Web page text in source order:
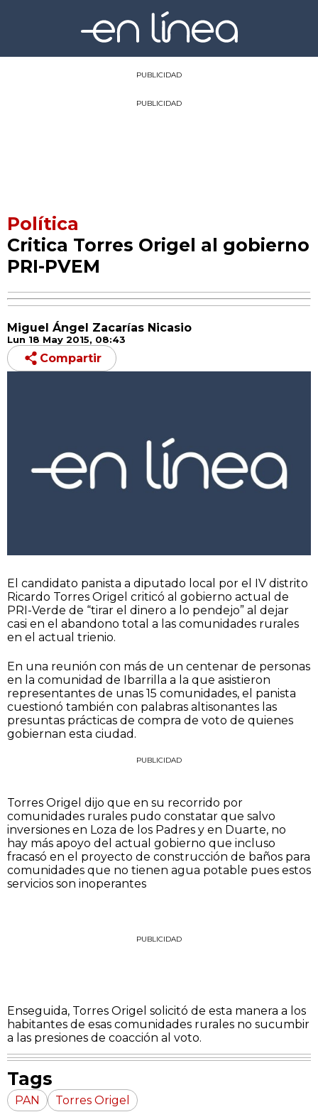
PUBLICIDAD
PUBLICIDAD
Política
Critica Torres Origel al gobierno
PRI-PVEM
Miguel Ángel Zacarías Nicasio
Lun 18 May 2015, 08:43
Compartir
El candidato panista a diputado local por el IV distrito
Ricardo Torres Origel criticó al gobierno actual de
PRI-Verde de “tirar el dinero a lo pendejo” al dejar
casi en el abandono total a las comunidades rurales
en el actual trienio.
En una reunión con más de un centenar de personas
en la comunidad de Ibarrilla a la que asistieron
representantes de unas 15 comunidades, el panista
cuestionó también con palabras altisonantes las
presuntas prácticas de compra de voto de quienes
gobiernan esta ciudad.
PUBLICIDAD
Torres Origel dijo que en su recorrido por
comunidades rurales pudo constatar que salvo
inversiones en Loza de los Padres y en Duarte, no
hay más apoyo del actual gobierno que incluso
fracasó en el proyecto de construcción de baños para
comunidades que no tienen agua potable pues estos
servicios son inoperantes
PUBLICIDAD
Enseguida, Torres Origel solicitó de esta manera a los
habitantes de esas comunidades rurales no sucumbir
a las presiones de coacción al voto.
Tags
PAN Torres Origel